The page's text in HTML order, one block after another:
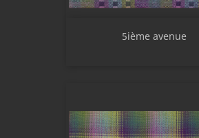
5ième avenue